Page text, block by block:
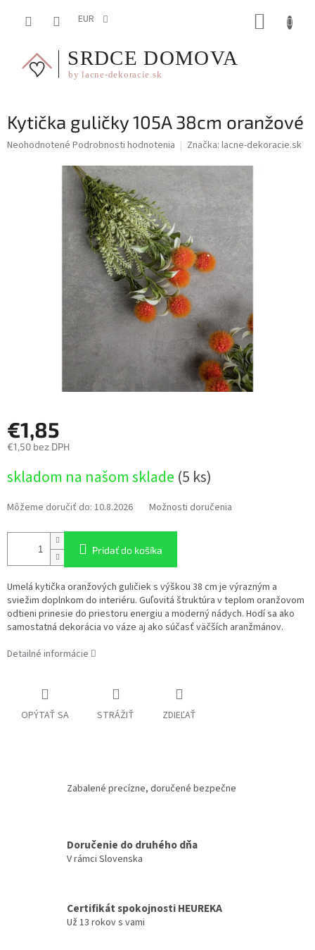
EUR
Kytička guličky 105A 38cm oranžové
Priemerné
Neohodnotené Podrobnosti hodnotenia Značka: lacne-dekoracie.sk
€1,85
€1,50 bez DPH
cena:
skladom na našom sklade (5 ks)
Môžeme doručiť do: 10.8.2026 Možnosti doručenia
Pridať do košíka
Umelá kytička oranžových guličiek s výškou 38 cm je výrazným a
sviežim doplnkom do interiéru. Guľovitá štruktúra v teplom oranžovom
odtieni prinesie do priestoru energiu a moderný nádych. Hodí sa ako
samostatná dekorácia vo váze aj ako súčasť väčších aranžmánov.
Detailné informácie
OPÝTAŤ SA STRÁŽIŤ ZDIEĽAŤ
Zabalené precízne, doručené bezpečne
Doručenie do druhého dňa
V rámci Slovenska
Certifikát spokojnosti HEUREKA
Už 13 rokov s vami